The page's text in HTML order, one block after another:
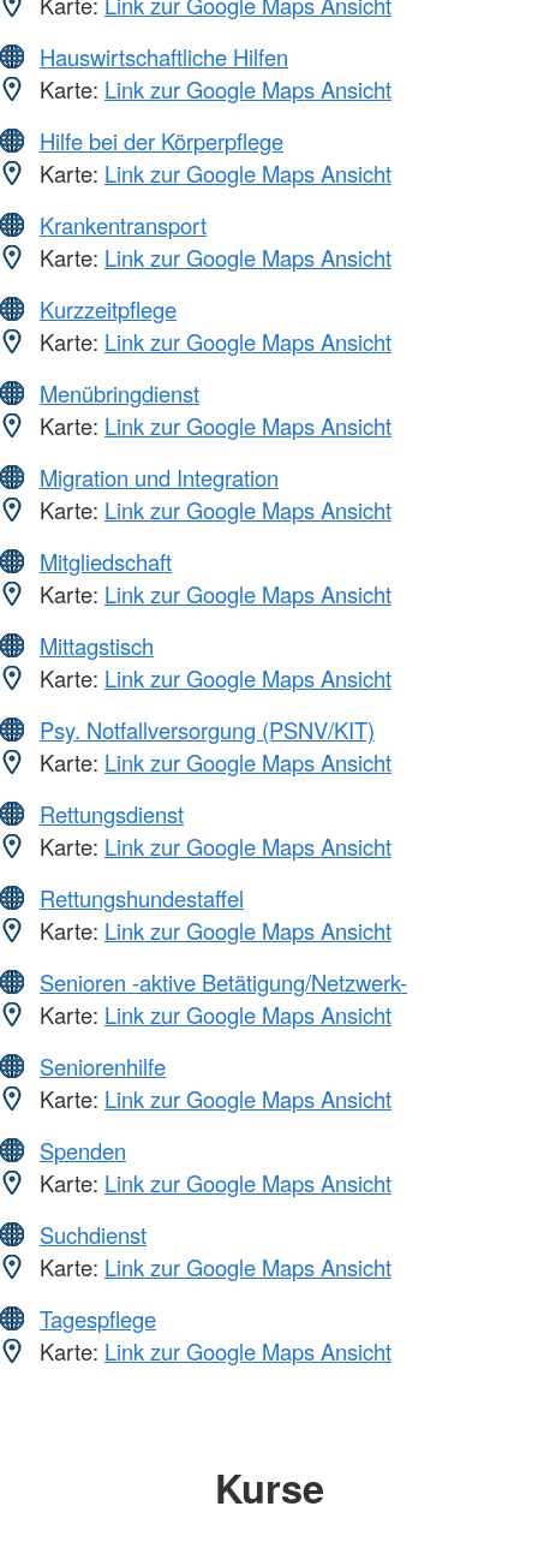
Hauswirtschaftliche Hilfen
Karte: Link zur Google Maps Ansicht
Hilfe bei der Körperpflege
Karte: Link zur Google Maps Ansicht
Krankentransport
Karte: Link zur Google Maps Ansicht
Kurzzeitpflege
Karte: Link zur Google Maps Ansicht
Menübringdienst
Karte: Link zur Google Maps Ansicht
Migration und Integration
Karte: Link zur Google Maps Ansicht
Mitgliedschaft
Karte: Link zur Google Maps Ansicht
Mittagstisch
Karte: Link zur Google Maps Ansicht
Psy. Notfallversorgung (PSNV/KIT)
Karte: Link zur Google Maps Ansicht
Rettungsdienst
Karte: Link zur Google Maps Ansicht
Rettungshundestaffel
Karte: Link zur Google Maps Ansicht
Senioren -aktive Betätigung/Netzwerk-
Karte: Link zur Google Maps Ansicht
Seniorenhilfe
Karte: Link zur Google Maps Ansicht
Spenden
Karte: Link zur Google Maps Ansicht
Suchdienst
Karte: Link zur Google Maps Ansicht
Tagespflege
Karte: Link zur Google Maps Ansicht
Kurse